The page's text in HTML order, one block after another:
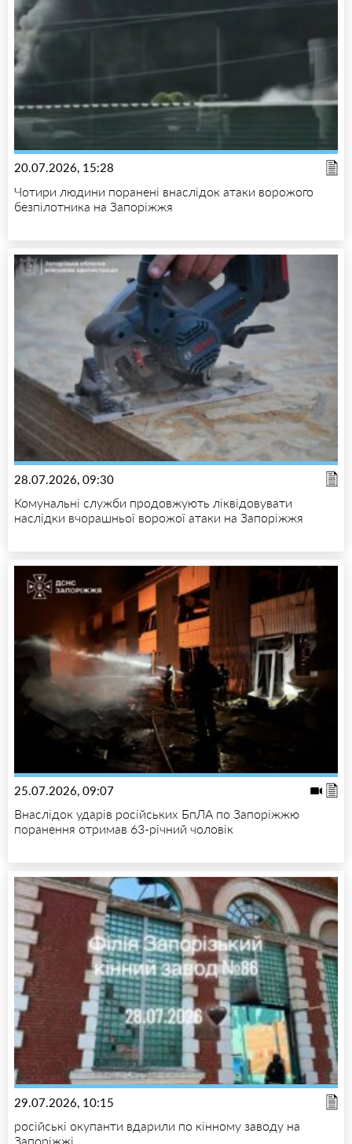
20.07.2026, 15:28
Чотири людини поранені внаслідок атаки ворожого
безпілотника на Запоріжжя
28.07.2026, 09:30
Комунальні служби продовжують ліквідовувати
наслідки вчорашньої ворожої атаки на Запоріжжя
25.07.2026, 09:07
Внаслідок ударів російських БпЛА по Запоріжжю
поранення отримав 63-річний чоловік
29.07.2026, 10:15
російські окупанти вдарили по кінному заводу на
Запоріжжі